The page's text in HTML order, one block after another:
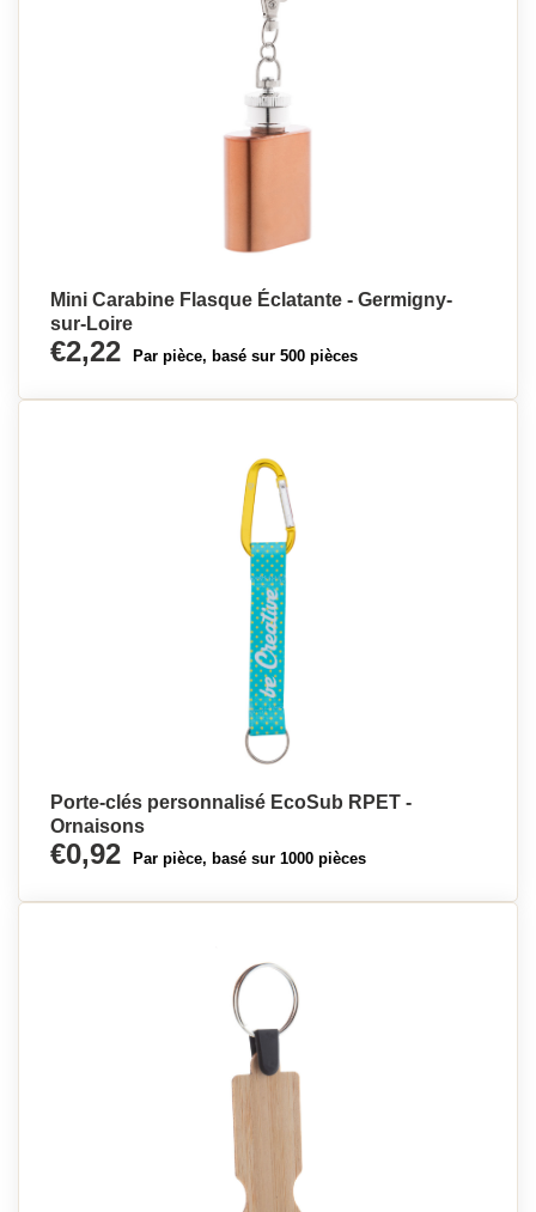
Mini Carabine Flasque Éclatante - Germigny-
sur-Loire
€2,22 Par pièce, basé sur 500 pièces
Porte-clés personnalisé EcoSub RPET -
Ornaisons
€0,92 Par pièce, basé sur 1000 pièces